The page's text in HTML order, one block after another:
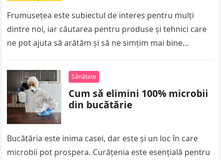
Frumusețea este subiectul de interes pentru mulți
dintre noi, iar căutarea pentru produse și tehnici care
ne pot ajuta să arătăm și să ne simțim mai bine…
Sănătate
Cum să elimini 100% microbii
din bucătărie
Bucătăria este inima casei, dar este și un loc în care
microbii pot prospera. Curățenia este esențială pentru